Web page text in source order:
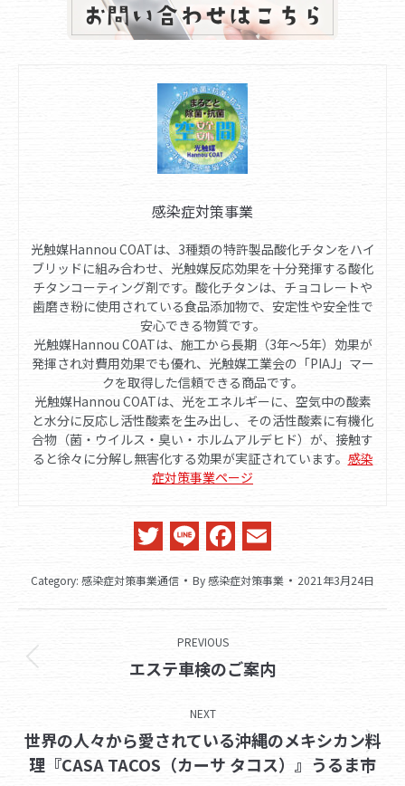
感染症対策事業
光触媒Hannou COATは、3種類の特許製品酸化チタンをハイ
ブリッドに組み合わせ、光触媒反応効果を十分発揮する酸化
チタンコーティング剤です。酸化チタンは、チョコレートや
歯磨き粉に使用されている食品添加物で、安定性や安全性で
安心できる物質です。
光触媒Hannou COATは、施工から長期（3年～5年）効果が
発揮され対費用効果でも優れ、光触媒工業会の「PIAJ」マー
クを取得した信頼できる商品です。
光触媒Hannou COATは、光をエネルギーに、空気中の酸素
と水分に反応し活性酸素を生み出し、その活性酸素に有機化
合物（菌・ウイルス・臭い・ホルムアルデヒド）が、接触す
ると徐々に分解し無害化する効果が実証されています。 感染
症対策事業ページ
Twitter
LineFacebook
Category: 感染症対策事業通信 By感染症対策事業 2021年3月24日
navigation
PREVIOUS
Previous
エステ車検のご案内
NEXT
Next
post:
世界の人々から愛されている沖縄のメキシカン料
理『CASA TACOS（カーサ タコス）』うるま市